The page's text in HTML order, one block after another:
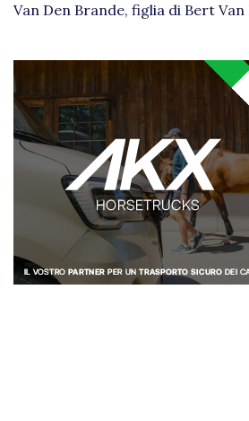
Van Den Brande, figlia di Bert Van